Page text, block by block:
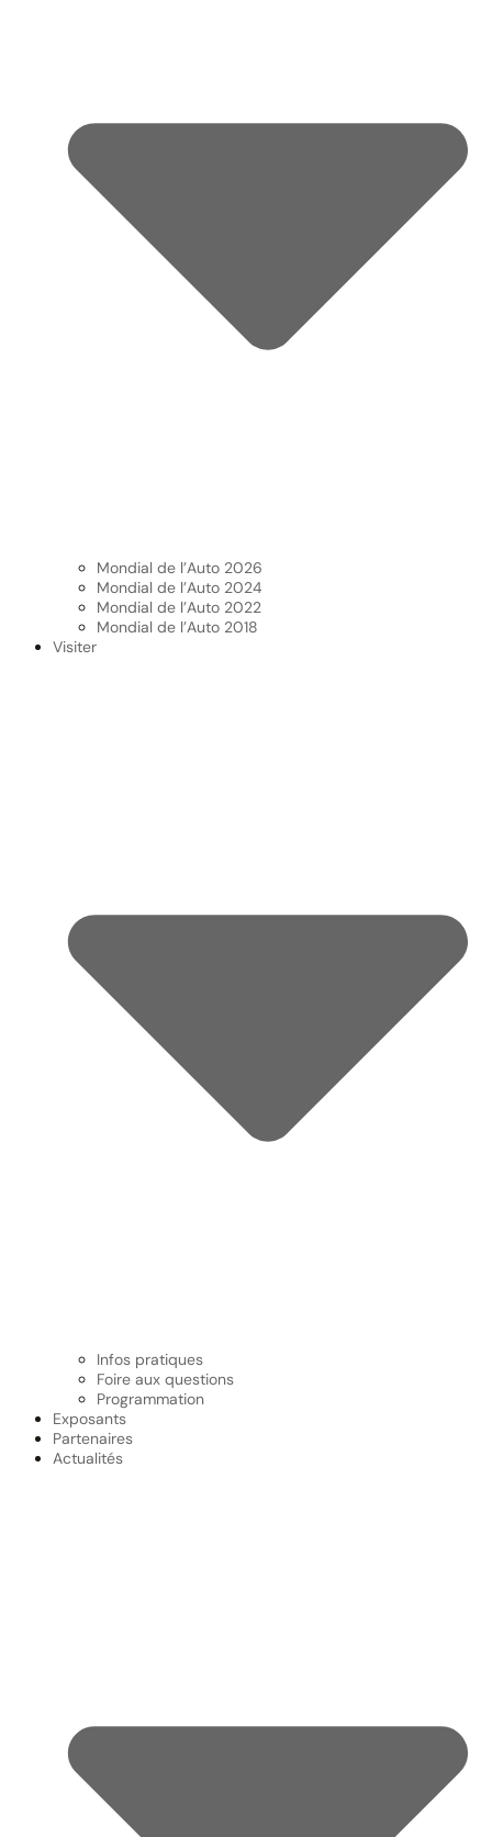
Mondial de l’Auto 2026
Mondial de l’Auto 2024
Mondial de l’Auto 2022
Mondial de l’Auto 2018
Visiter
Infos pratiques
Foire aux questions
Programmation
Exposants
Partenaires
Actualités